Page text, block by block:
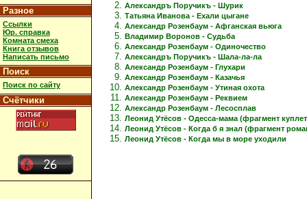
Разное
Ссылки
Юр. справка
Комната смеха
Книга отзывов
Написать письмо
Поиск
Поиск по сайту
Счётчики
Александръ Поручикъ - Шурик
Татьяна Иванова - Ехали цыгане
Александр Розенбаум - Афганская вьюга
Владимир Воронов - Судьба
Александр Розенбаум - Одиночество
Александръ Поручикъ - Шала-ла-ла
Александр Розенбаум - Глухари
Александр Розенбаум - Казачья
Александр Розенбаум - Утиная охота
Александр Розенбаум - Реквием
Александр Розенбаум - Лесосплав
Леонид Утёсов - Одесса-мама (фрагмент
Леонид Утёсов - Когда б я знал (фрагмент
Леонид Утёсов - Когда мы в море уходили